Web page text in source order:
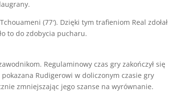
(77′). Dzięki tym trafieniom Real zdołał
to do zdobycia pucharu.
Regulaminowy czas gry zakończył się
Rudigerowi w doliczonym czasie gry
zmniejszając jego szanse na wyrównanie.